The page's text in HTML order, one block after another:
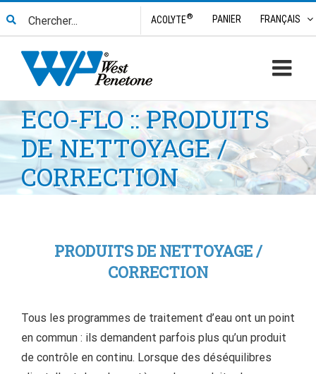
content
for:
ACOLYTE® PANIER FRANÇAIS
ECO-FLO :: PRODUITS
DE NETTOYAGE /
CORRECTION
PRODUITS DE NETTOYAGE /
CORRECTION
Tous les programmes de traitement d’eau ont un point
en commun : ils demandent parfois plus qu’un produit
de contrôle en continu. Lorsque des déséquilibres